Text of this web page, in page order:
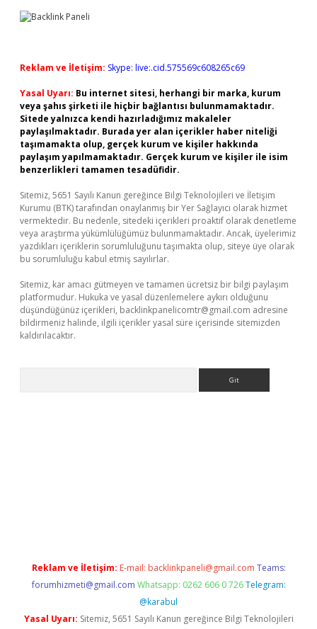
Reklam ve İletişim: Skype: live:.cid.575569c608265c69
Yasal Uyarı: Bu internet sitesi, herhangi bir marka, kurum
veya şahıs şirketi ile hiçbir bağlantısı bulunmamaktadır.
Sitede yalnızca kendi hazırladığımız makaleler
paylaşılmaktadır. Burada yer alan içerikler haber niteliği
taşımamakta olup, gerçek kurum ve kişiler hakkında
paylaşım yapılmamaktadır. Gerçek kurum ve kişiler ile isim
benzerlikleri tamamen tesadüfidir.
Sitemiz, 5651 Sayılı Kanun gereğince Bilgi Teknolojileri ve İletişim
Kurumu (BTK) tarafından onaylanmış bir Yer Sağlayıcı olarak hizmet
vermektedir. Bu nedenle, sitedeki içerikleri proaktif olarak denetleme
veya araştırma yükümlülüğümüz bulunmamaktadır. Ancak, üyelerimiz
yazdıkları içeriklerin sorumluluğunu taşımakta olup, siteye üye olarak
bu sorumluluğu kabul etmiş sayılırlar.
Sitemiz, kar amacı gütmeyen ve tamamen ücretsiz bir bilgi paylaşım
platformudur. Hukuka ve yasal düzenlemelere aykırı olduğunu
düşündüğünüz içerikleri, backlinkpanelicomtr@gmail.com adresine
bildirmeniz halinde, ilgili içerikler yasal süre içerisinde sitemizden
kaldırılacaktır.
Reklam ve İletişim: E-mail: backlinkpaneli@gmail.com Teams:
forumhizmeti@gmail.com Whatsapp: 0262 606 0 726 Telegram:
@karabul
Yasal Uyarı: Sitemiz, 5651 Sayılı Kanun gereğince Bilgi Teknolojileri